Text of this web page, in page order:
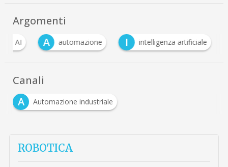
Argomenti
AI A automazione I intelligenza artificiale
Canali
A
Automazione industriale
ROBOTICA